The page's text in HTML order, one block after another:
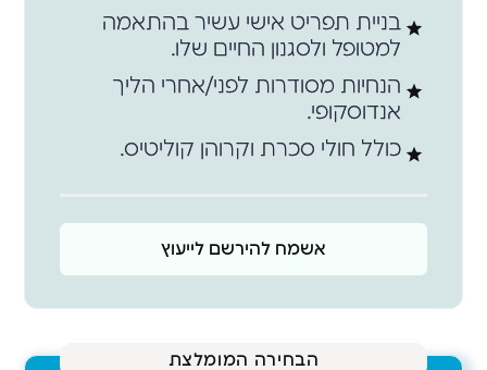
בניית תפריט אישי עשיר בהתאמה
למטופל ולסגנון החיים שלו.
הנחיות מסודרות לפני/אחרי הליך
אנדוסקופי.
כולל חולי סכרת וקרוהן קוליטיס.
אשמח להירשם לייעוץ
הבחירה המומלצת